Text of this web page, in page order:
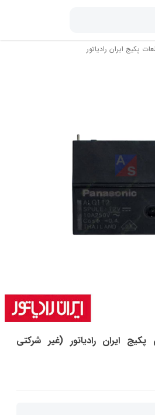
پکیج ایران رادیاتور
ایران رادیاتور (غیر شرکتی